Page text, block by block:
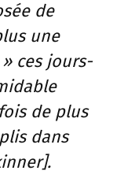
de
une
ces jours-
de plus
dans